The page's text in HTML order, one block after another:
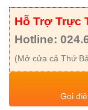
Hỗ Trợ Trực
Hotline:
(Mở cửa cả Thứ
Gọi